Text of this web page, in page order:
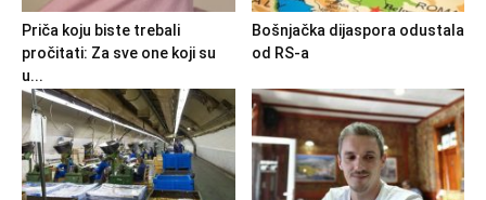
Priča koju biste trebali
pročitati: Za sve one koji su
u...
Bošnjačka dijaspora odustala
od RS-a